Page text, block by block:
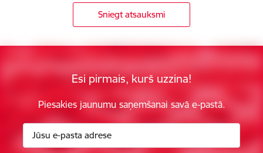
Sniegt atsauksmi
Esi pirmais, kurš uzzina!
Piesakies jaunumu saņemšanai savā e-pastā.